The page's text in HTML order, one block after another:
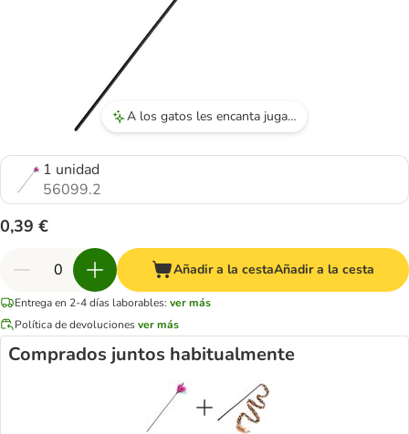
A los gatos les encanta jugar con el juguete, especialmente por el sonido que hace al agitarlo.
1 unidad
56099.2
0,39 €
Añadir a la cestaAñadir a la cesta
Entrega en 2-4 días laborables: ver más
Política de devolucionesver más
Comprados juntos habitualmente